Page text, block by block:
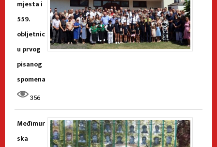
mjesta i
559.
obljetnic
u prvog
pisanog
spomena
356
Međimur
ska